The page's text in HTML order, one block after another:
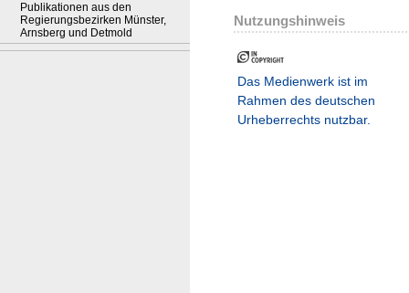
Publikationen aus den
Regierungsbezirken Münster,
Arnsberg und Detmold
Nutzungshinweis
Das Medienwerk ist im
Rahmen des deutschen
Urheberrechts nutzbar.